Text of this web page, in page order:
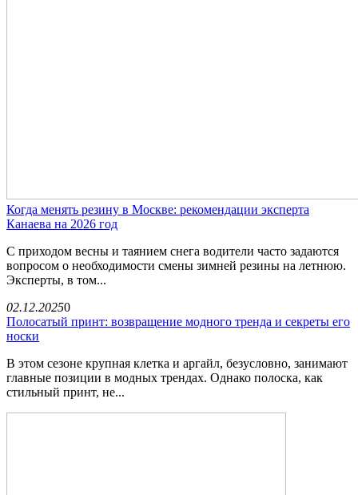
Когда менять резину в Москве: рекомендации эксперта
Канаева на 2026 год
С приходом весны и таянием снега водители часто задаются
вопросом о необходимости смены зимней резины на летнюю.
Эксперты, в том...
02.12.20250
Полосатый принт: возвращение модного тренда и секреты его
носки
В этом сезоне крупная клетка и аргайл, безусловно, занимают
главные позиции в модных трендах. Однако полоска, как
стильный принт, не...